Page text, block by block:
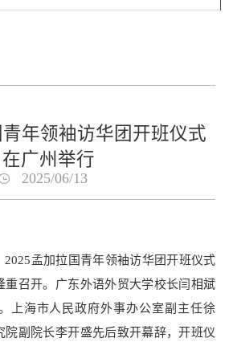
年领袖访华团开班仪式
在广州举行
2025/06/13
2025孟加拉国青年领袖访华团开班仪式
重召开。广东外语外贸大学校长闫相斌
上海市人民政府外事办公室副主任徐
院副院长李开盛先后致开幕辞，开班仪